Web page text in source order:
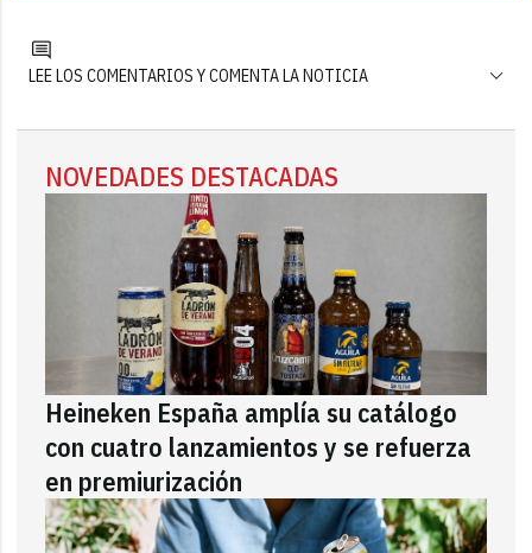
LEE LOS COMENTARIOS Y COMENTA LA NOTICIA
NOVEDADES DESTACADAS
Heineken España amplía su catálogo
con cuatro lanzamientos y se refuerza
en premiurización